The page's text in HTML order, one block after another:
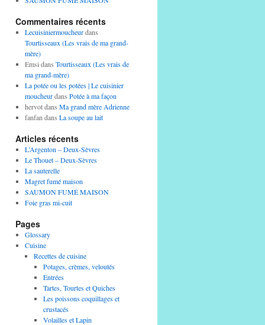
Commentaires récents
Lecuisiniermoucheurdans
Tourtisseaux (Les vrais de ma grand-
mère)
Emsi dans Tourtisseaux (Les vrais de
ma grand-mère)
La potée ou les potées | Le cuisinier
moucheurdans Potée à ma façon
hervotdans Ma grand mère Adrienne
fanfan dans La soupe au lait
Articles récents
L’Argenton – Deux-Sèvres
Le Thouet – Deux-Sèvres
La sauterelle
Magret fumé maison
SAUMON FUMÉ MAISON
Foie gras mi-cuit
Pages
Glossary
Cuisine
Recettes de cuisine
Potages, crèmes, veloutés
Entrées
Tartes, Tourtes et Quiches
Les poissons coquillages et
crustacés
Volailles et Lapin